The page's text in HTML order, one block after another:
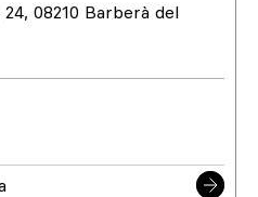
08210 Barberà del